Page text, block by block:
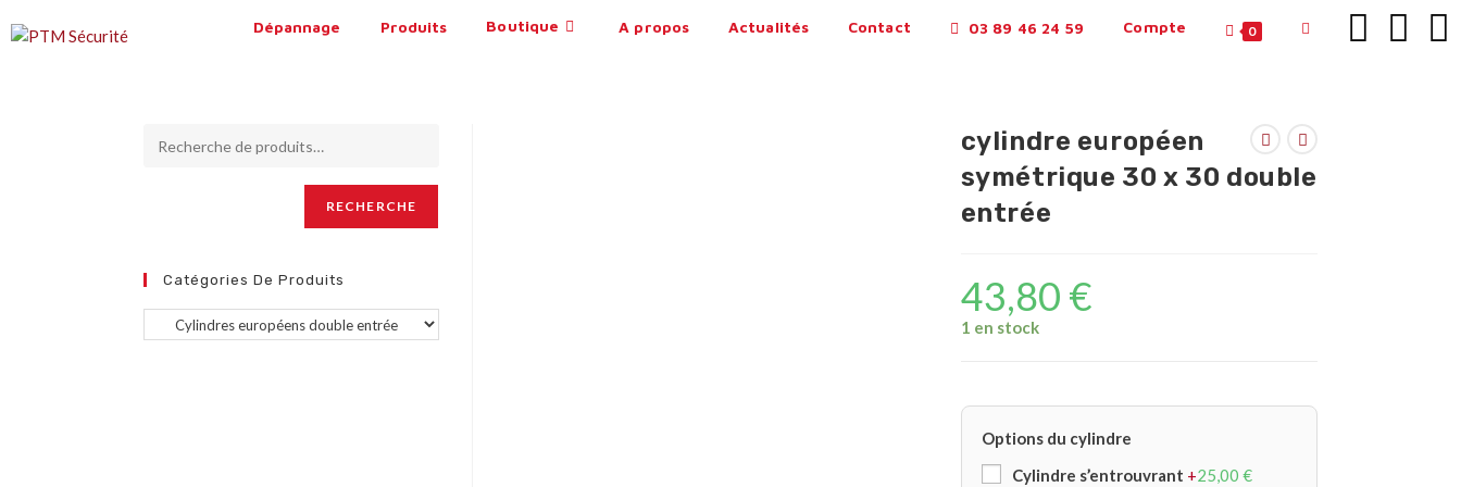
Dépannage Produits Boutique A propos Actualités Contact 03 89 46 24 59 Compte 0
cylindre européen
symétrique 30 x 30 double
entrée
43,80 €
1 en stock
Options du cylindre
Cylindre s’entrouvrant +25,00 €
RECHERCHE
Catégories De Produits